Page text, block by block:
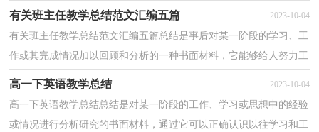
它可以帮助我们有寻找学习和工作中的规律，不如...
有关班主任教学总结范文汇编五篇 2023-10-04
有关班主任教学总结范文汇编五篇总结是事后对某一阶段的学习、工
作或其完成情况加以回顾和分析的一种书面材料，它能够给人努力工
高一下英语教学总结 2023-10-04
高一下英语教学总结总结是对某一阶段的工作、学习或思想中的经验
或情况进行分析研究的书面材料，通过它可以正确认识以往学习和工